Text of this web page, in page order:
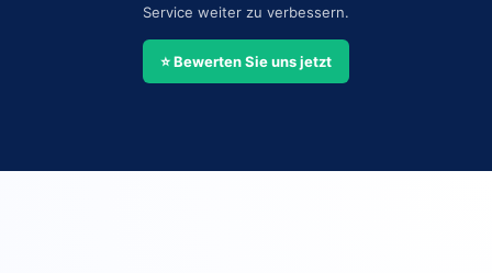
Service weiter zu verbessern.
⭐ Bewerten Sie uns jetzt